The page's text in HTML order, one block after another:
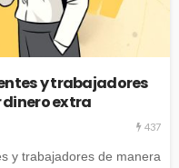
y trabajadores
extra
437
y trabajadores de manera